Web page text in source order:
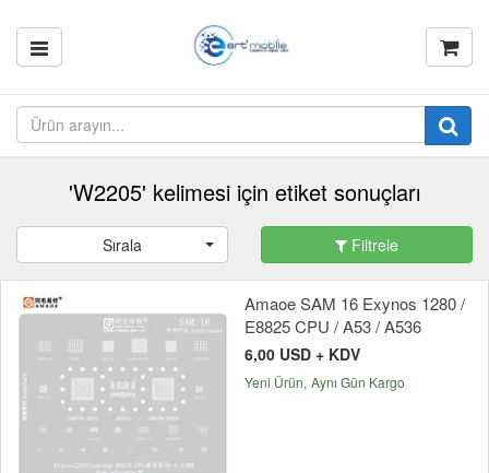
'W2205' kelimesi için etiket sonuçları
Sırala Filtrele
Amaoe SAM 16 Exynos 1280 /
E8825 CPU / A53 / A536
6,00 USD + KDV
Yeni Ürün Aynı Gün Kargo